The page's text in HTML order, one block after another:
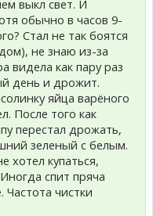
выкл свет. И
обычно в часов 9-
Стал не так боятся
не знаю из-за
видела как пару раз
день и дрожит.
яйца варёного
После того как
перестал дрожать,
зеленый с белым.
хотел купаться,
спит пряча
чистки